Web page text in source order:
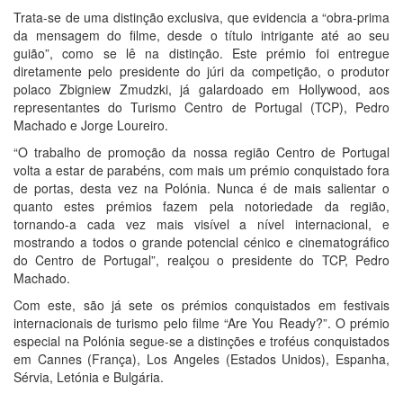
Trata-se de uma distinção exclusiva, que evidencia a “obra-prima
da mensagem do filme, desde o título intrigante até ao seu
guião”, como se lê na distinção. Este prémio foi entregue
diretamente pelo presidente do júri da competição, o produtor
polaco Zbigniew Zmudzki, já galardoado em Hollywood, aos
representantes do Turismo Centro de Portugal (TCP), Pedro
Machado e Jorge Loureiro.
“O trabalho de promoção da nossa região Centro de Portugal
volta a estar de parabéns, com mais um prémio conquistado fora
de portas, desta vez na Polónia. Nunca é de mais salientar o
quanto estes prémios fazem pela notoriedade da região,
tornando-a cada vez mais visível a nível internacional, e
mostrando a todos o grande potencial cénico e cinematográfico
do Centro de Portugal”, realçou o presidente do TCP, Pedro
Machado.
Com este, são já sete os prémios conquistados em festivais
internacionais de turismo pelo filme “Are You Ready?”. O prémio
especial na Polónia segue-se a distinções e troféus conquistados
em Cannes (França), Los Angeles (Estados Unidos), Espanha,
Sérvia, Letónia e Bulgária.